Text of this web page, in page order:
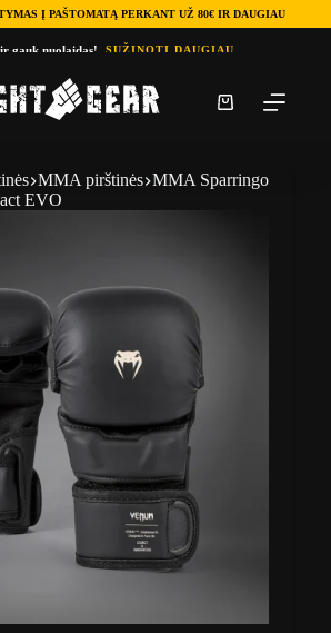
Į PAŠTOMATĄ PERKANT UŽ 80€ IR DAUGIAU
gauk nuolaidas! SUŽINOTI DAUGIAU
Shopping
cart
MMA pirštinės MMA Sparringo
EVO